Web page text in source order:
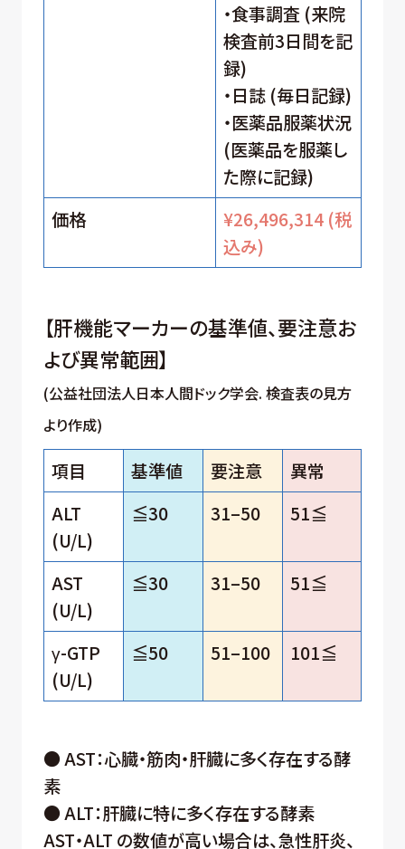
・食事調査 (来院
検査前3日間を記
録)
・日誌 (毎日記録)
・医薬品服薬状況
(医薬品を服薬し
た際に記録)
価格
¥26,496,314 (税
込み)
【肝機能マーカーの基準値、要注意お
よび異常範囲】
(公益社団法人日本人間ドック学会. 検査表の見方
より作成)
項目 基準値 要注意
異常
ALT
(U/L)
≦30 31–50 51≦
AST
(U/L)
≦30 31–50 51≦
γ-GTP
(U/L)
≦50 51–100 101≦
● AST：心臓・筋肉・肝臓に多く存在する酵
素
● ALT：肝臓に特に多く存在する酵素
AST・ALT の数値が高い場合は、急性肝炎、